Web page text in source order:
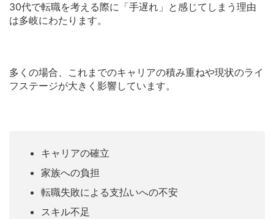
30代で転職を考える際に「手遅れ」と感じてしまう理由
は多岐にわたります。
多くの場合、これまでのキャリアの積み重ねや現状のライ
フステージが大きく影響しています。
キャリアの確立
家族への負担
転職失敗による支払いへの不安
スキル不足